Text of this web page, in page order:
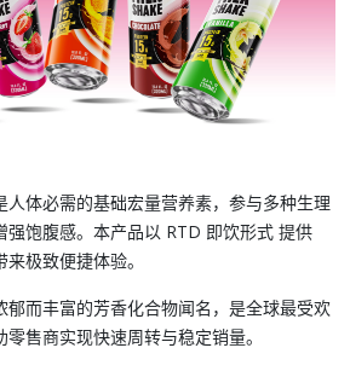
人体必需的基础宏量营养素，参与多种生理
强饱腹感。本产品以 RTD 即饮形式 提供
极致便捷体验。
郁而丰富的芳香化合物闻名，是全球最受欢
零售商实现快速周转与稳定销量。